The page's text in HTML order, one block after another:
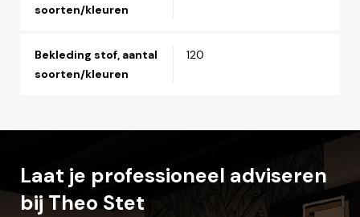
soorten/kleuren
Bekleding stof, aantal
soorten/kleuren
120
Laat je professioneel adviseren
bij Theo Stet